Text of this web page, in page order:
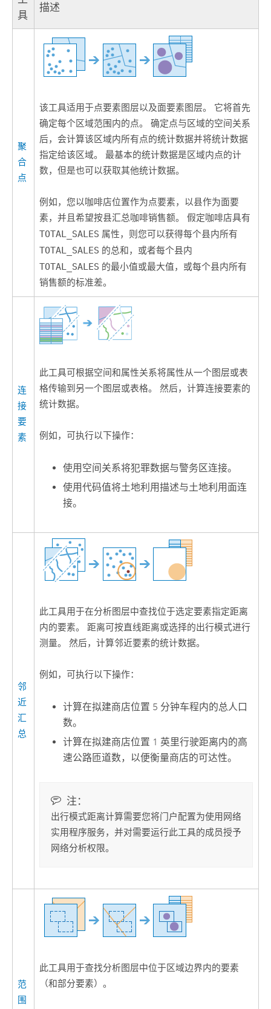
具
描述
聚
合
点
该工具适用于点要素图层以及面要素图层。 它将首先
确定每个区域范围内的点。 确定点与区域的空间关系
后，会计算该区域内所有点的统计数据并将统计数据
指定给该区域。 最基本的统计数据是区域内点的计
数，但是也可以获取其他统计数据。
例如，您以咖啡店位置作为点要素，以县作为面要
素，并且希望按县汇总咖啡销售额。 假定咖啡店具有
TOTAL_SALES 属性，则您可以获得每个县内所有
TOTAL_SALES 的总和，或者每个县内
TOTAL_SALES 的最小值或最大值，或每个县内所有
销售额的标准差。
连
接
要
素
此工具可根据空间和属性关系将属性从一个图层或表
格传输到另一个图层或表格。 然后，计算连接要素的
统计数据。
例如，可执行以下操作：
使用空间关系将犯罪数据与警务区连接。
使用代码值将土地利用描述与土地利用面连
接。
邻
近
汇
总
此工具用于在分析图层中查找位于选定要素指定距离
内的要素。 距离可按直线距离或选择的出行模式进行
测量。 然后，计算邻近要素的统计数据。
例如，可执行以下操作：
计算在拟建商店位置 5 分钟车程内的总人口
数。
计算在拟建商店位置 1 英里行驶距离内的高
速公路匝道数，以便衡量商店的可达性。
注：
出行模式距离计算需要您将门户配置为使用网络
实用程序服务，并对需要运行此工具的成员授予
网络分析权限。
范
围
此工具用于查找分析图层中位于区域边界内的要素
（和部分要素）。